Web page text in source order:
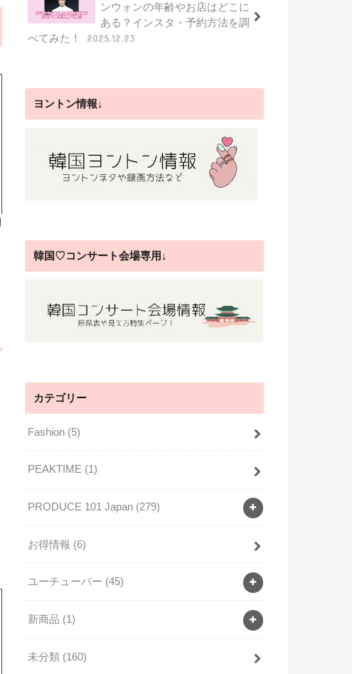
ンウォンの年齢やお店はどこに
ある？インスタ・予約方法を調
べてみた！
2025.12.23
ヨントン情報↓
韓国♡コンサート会場専用↓
カテゴリー
Fashion (5)
PEAKTIME (1)
PRODUCE 101 Japan (279)
お得情報 (6)
ユーチューバー (45)
新商品 (1)
未分類 (160)